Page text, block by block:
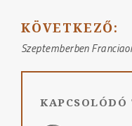
KÖVETKEZŐ:
Szeptemberben